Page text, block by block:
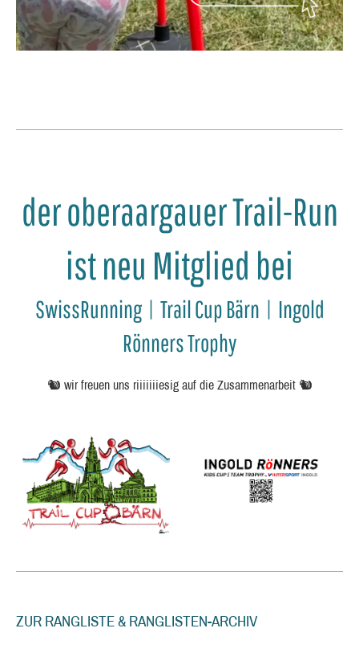
der oberaargauer Trail-Run
ist neu Mitglied bei
SwissRunning | Trail Cup Bärn | Ingold
Rönners Trophy
🐿️ wir freuen uns riiiiiiiesig auf die Zusammenarbeit 🐿️
ZUR RANGLISTE & RANGLISTEN-ARCHIV